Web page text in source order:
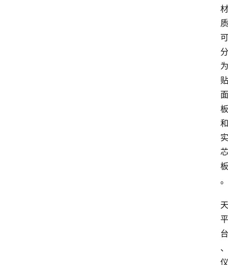
材
质
可
分
为
贴
面
板
和
实
芯
板
。
天
平
台
、
仪